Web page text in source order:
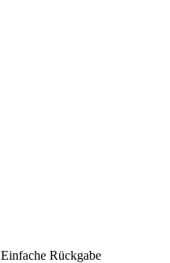
Einfache Rückgabe